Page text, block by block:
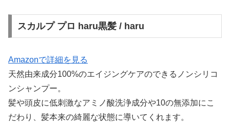
スカルプ プロ haru黒髪 / haru
Amazonで詳細を見る
天然由来成分100%のエイジングケアのできるノンシリコ
ンシャンプー。
髪や頭皮に低刺激なアミノ酸洗浄成分や10の無添加にこ
だわり、髪本来の綺麗な状態に導いてくれます。